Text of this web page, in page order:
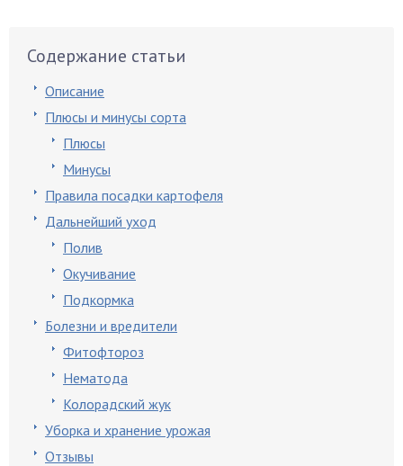
Содержание статьи
Описание
Плюсы и минусы сорта
Плюсы
Минусы
Правила посадки картофеля
Дальнейший уход
Полив
Окучивание
Подкормка
Болезни и вредители
Фитофтороз
Нематода
Колорадский жук
Уборка и хранение урожая
Отзывы